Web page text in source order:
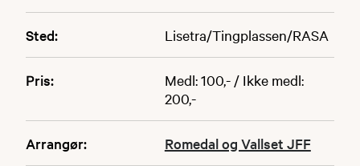
Sted: Lisetra/Tingplassen/RASA
Pris:
Medl: 100,- / Ikke medl:
200,-
Arrangør: Romedal og Vallset JFF